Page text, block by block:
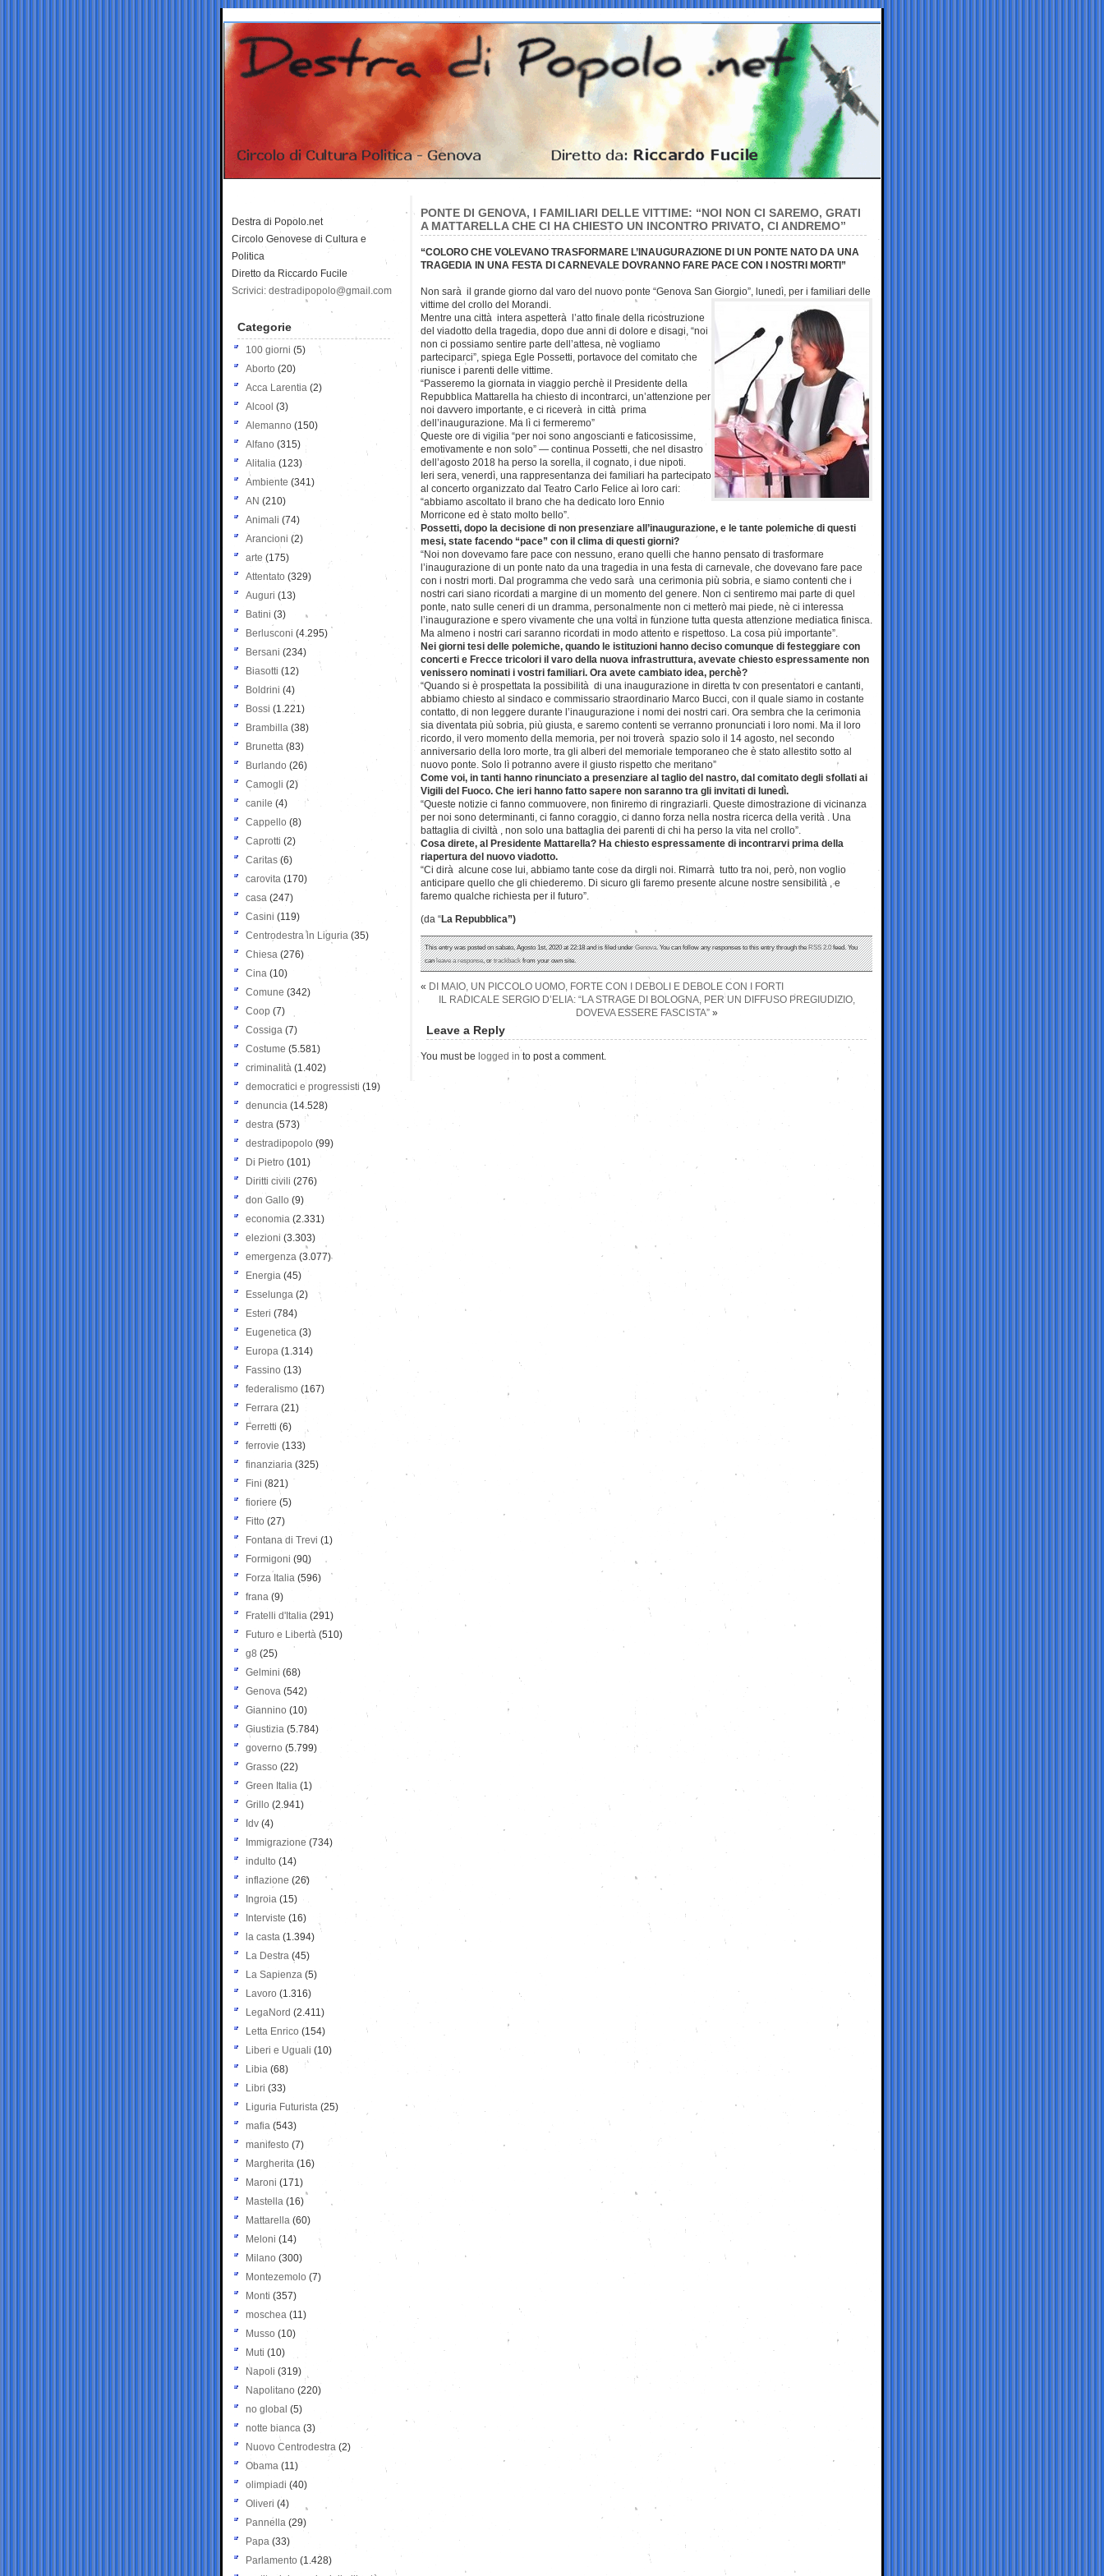
PONTE DI GENOVA, I FAMILIARI DELLE VITTIME: “NOI NON CI SAREMO, GRATI
A MATTARELLA CHE CI HA CHIESTO UN INCONTRO PRIVATO, CI ANDREMO”
“COLORO CHE VOLEVANO TRASFORMARE L’INAUGURAZIONE DI UN PONTE NATO DA UNA
TRAGEDIA IN UNA FESTA DI CARNEVALE DOVRANNO FARE PACE CON I NOSTRI MORTI”
Non sarà il grande giorno dal varo del nuovo ponte “Genova San Giorgio”, lunedì, per i familiari delle
vittime del crollo del Morandi.
Mentre una città intera aspetterà l’atto finale della ricostruzione
del viadotto della tragedia, dopo due anni di dolore e disagi, “noi
non ci possiamo sentire parte dell’attesa, nè vogliamo
parteciparci”, spiega Egle Possetti, portavoce del comitato che
riunisce i parenti delle vittime.
“Passeremo la giornata in viaggio perchè il Presidente della
Repubblica Mattarella ha chiesto di incontrarci, un’attenzione per
noi davvero importante, e ci riceverà in città prima
dell’inaugurazione. Ma lì ci fermeremo”
Queste ore di vigilia “per noi sono angoscianti e faticosissime,
emotivamente e non solo” — continua Possetti, che nel disastro
dell’agosto 2018 ha perso la sorella, il cognato, i due nipoti.
Ieri sera, venerdì, una rappresentanza dei familiari ha partecipato
al concerto organizzato dal Teatro Carlo Felice ai loro cari:
“abbiamo ascoltato il brano che ha dedicato loro Ennio
Morricone ed è stato molto bello”.
Possetti, dopo la decisione di non presenziare all’inaugurazione, e le tante polemiche di questi
mesi, state facendo “pace” con il clima di questi giorni?
“Noi non dovevamo fare pace con nessuno, erano quelli che hanno pensato di trasformare
l’inaugurazione di un ponte nato da una tragedia in una festa di carnevale, che dovevano fare pace
con i nostri morti. Dal programma che vedo sarà una cerimonia più sobria, e siamo contenti che i
nostri cari siano ricordati a margine di un momento del genere. Non ci sentiremo mai parte di quel
ponte, nato sulle ceneri di un dramma, personalmente non ci metterò mai piede, nè ci interessa
l’inaugurazione e spero vivamente che una volta in funzione tutta questa attenzione mediatica finisca.
Ma almeno i nostri cari saranno ricordati in modo attento e rispettoso. La cosa più importante”.
Nei giorni tesi delle polemiche, quando le istituzioni hanno deciso comunque di festeggiare con
concerti e Frecce tricolori il varo della nuova infrastruttura, avevate chiesto espressamente non
venissero nominati i vostri familiari. Ora avete cambiato idea, perchè?
“Quando si è prospettata la possibilità di una inaugurazione in diretta tv con presentatori e cantanti,
abbiamo chiesto al sindaco e commissario straordinario Marco Bucci, con il quale siamo in costante
contatto, di non leggere durante l’inaugurazione i nomi dei nostri cari. Ora sembra che la cerimonia
sia diventata più sobria, più giusta, e saremo contenti se verranno pronunciati i loro nomi. Ma il loro
ricordo, il vero momento della memoria, per noi troverà spazio solo il 14 agosto, nel secondo
anniversario della loro morte, tra gli alberi del memoriale temporaneo che è stato allestito sotto al
nuovo ponte. Solo lì potranno avere il giusto rispetto che meritano”
Come voi, in tanti hanno rinunciato a presenziare al taglio del nastro, dal comitato degli sfollati ai
Vigili del Fuoco. Che ieri hanno fatto sapere non saranno tra gli invitati di lunedì.
“Queste notizie ci fanno commuovere, non finiremo di ringraziarli. Queste dimostrazione di vicinanza
per noi sono determinanti, ci fanno coraggio, ci danno forza nella nostra ricerca della verità . Una
battaglia di civiltà , non solo una battaglia dei parenti di chi ha perso la vita nel crollo”.
Cosa direte, al Presidente Mattarella? Ha chiesto espressamente di incontrarvi prima della
riapertura del nuovo viadotto.
“Ci dirà alcune cose lui, abbiamo tante cose da dirgli noi. Rimarrà tutto tra noi, però, non voglio
anticipare quello che gli chiederemo. Di sicuro gli faremo presente alcune nostre sensibilità , e
faremo qualche richiesta per il futuro”.
(da “La Repubblica”)
This entry was posted on sabato, Agosto 1st, 2020 at 22:18 and is filed underGenova. You can follow any responses to this entry through theRSS 2.0feed. You
canleave a response, ortrackbackfrom your own site.
« DI MAIO, UN PICCOLO UOMO, FORTE CON I DEBOLI E DEBOLE CON I FORTI
IL RADICALE SERGIO D’ELIA: “LA STRAGE DI BOLOGNA, PER UN DIFFUSO PREGIUDIZIO,
DOVEVA ESSERE FASCISTA”»
Leave a Reply
You must be logged in to post a comment.
Destra di Popolo.net
Circolo Genovese di Cultura e
Politica
Diretto da Riccardo Fucile
Scrivici: destradipopolo@gmail.com
Categorie
100 giorni (5)
Aborto (20)
Acca Larentia (2)
Alcool (3)
Alemanno (150)
Alfano (315)
Alitalia (123)
Ambiente (341)
AN (210)
Animali (74)
Arancioni (2)
arte (175)
Attentato (329)
Auguri (13)
Batini (3)
Berlusconi (4.295)
Bersani (234)
Biasotti (12)
Boldrini (4)
Bossi (1.221)
Brambilla (38)
Brunetta (83)
Burlando (26)
Camogli (2)
canile (4)
Cappello (8)
Caprotti (2)
Caritas (6)
carovita (170)
casa (247)
Casini (119)
Centrodestra in Liguria (35)
Chiesa (276)
Cina (10)
Comune (342)
Coop (7)
Cossiga (7)
Costume (5.581)
criminalità (1.402)
democratici e progressisti (19)
denuncia (14.528)
destra (573)
destradipopolo (99)
Di Pietro (101)
Diritti civili (276)
don Gallo (9)
economia (2.331)
elezioni (3.303)
emergenza (3.077)
Energia (45)
Esselunga (2)
Esteri (784)
Eugenetica (3)
Europa (1.314)
Fassino (13)
federalismo (167)
Ferrara (21)
Ferretti (6)
ferrovie (133)
finanziaria (325)
Fini (821)
fioriere (5)
Fitto (27)
Fontana di Trevi (1)
Formigoni (90)
Forza Italia (596)
frana (9)
Fratelli d'Italia (291)
Futuro e Libertà (510)
g8 (25)
Gelmini (68)
Genova (542)
Giannino (10)
Giustizia (5.784)
governo (5.799)
Grasso (22)
Green Italia (1)
Grillo (2.941)
Idv (4)
Immigrazione (734)
indulto (14)
inflazione (26)
Ingroia (15)
Interviste (16)
la casta (1.394)
La Destra (45)
La Sapienza (5)
Lavoro (1.316)
LegaNord (2.411)
Letta Enrico (154)
Liberi e Uguali (10)
Libia (68)
Libri (33)
Liguria Futurista (25)
mafia (543)
manifesto (7)
Margherita (16)
Maroni (171)
Mastella (16)
Mattarella (60)
Meloni (14)
Milano (300)
Montezemolo (7)
Monti (357)
moschea (11)
Musso (10)
Muti (10)
Napoli (319)
Napolitano (220)
no global (5)
notte bianca (3)
Nuovo Centrodestra (2)
Obama (11)
olimpiadi (40)
Oliveri (4)
Pannella (29)
Papa (33)
Parlamento (1.428)